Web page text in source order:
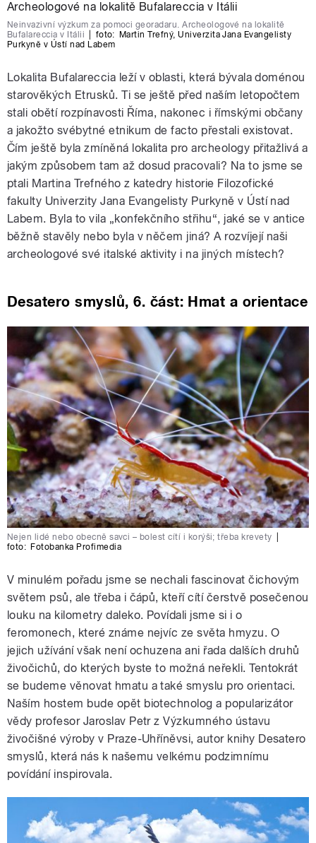
Neinvazivní výzkum za pomoci georadaru. Archeologové na lokalitě
Bufalareccia v Itálii
foto: Martin Trefný,Univerzita Jana Evangelisty
Purkyně v Ústí nad Labem
Lokalita Bufalareccia leží v oblasti, která bývala doménou
starověkých Etrusků. Ti se ještě před naším letopočtem
stali obětí rozpínavosti Říma, nakonec i římskými občany
a jakožto svébytné etnikum de facto přestali existovat.
Čím ještě byla zmíněná lokalita pro archeology přitažlivá a
jakým způsobem tam až dosud pracovali? Na to jsme se
ptali Martina Trefného z katedry historie Filozofické
fakulty Univerzity Jana Evangelisty Purkyně v Ústí nad
Labem. Byla to vila „konfekčního střihu“, jaké se v antice
běžně stavěly nebo byla v něčem jiná? A rozvíjejí naši
archeologové své italské aktivity i na jiných místech?
Desatero smyslů, 6. část: Hmat a orientace
Nejen lidé nebo obecně savci – bolest cítí i korýši; třeba krevety
foto: Fotobanka Profimedia
V minulém pořadu jsme se nechali fascinovat čichovým
světem psů, ale třeba i čápů, kteří cítí čerstvě posečenou
louku na kilometry daleko. Povídali jsme si i o
feromonech, které známe nejvíc ze světa hmyzu. O
jejich užívání však není ochuzena ani řada dalších druhů
živočichů, do kterých byste to možná neřekli. Tentokrát
se budeme věnovat hmatu a také smyslu pro orientaci.
Naším hostem bude opět biotechnolog a popularizátor
vědy profesor Jaroslav Petr z Výzkumného ústavu
živočišné výroby v Praze-Uhříněvsi, autor knihy Desatero
smyslů, která nás k našemu velkému podzimnímu
povídání inspirovala.